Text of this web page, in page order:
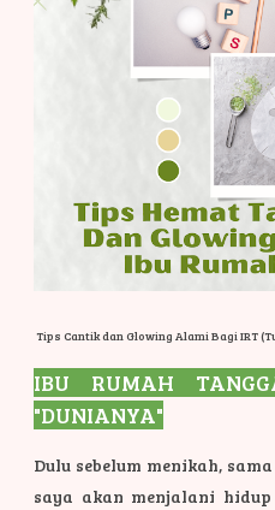
Tips Cantik dan Glowing Alami Bagi IRT
IBU RUMAH
"DUNIANYA"
Dulu sebelum menikah,
saya akan menjalani